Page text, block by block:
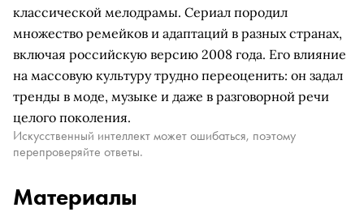
классической мелодрамы. Сериал породил
множество ремейков и адаптаций в разных странах,
включая российскую версию 2008 года. Его влияние
на массовую культуру трудно переоценить: он задал
тренды в моде, музыке и даже в разговорной речи
целого поколения.
Искусственный интеллект может ошибаться, поэтому
перепроверяйте ответы.
Материалы